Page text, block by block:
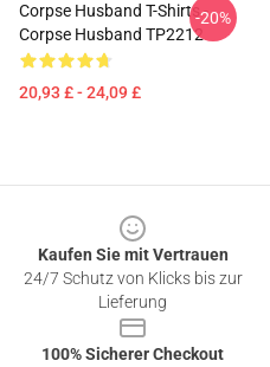
Corpse Husband T-Shirts -
Corpse Husband TP2212
20,93 £ - 24,09 £
-20%
Kaufen Sie mit Vertrauen
24/7 Schutz von Klicks bis zur
Lieferung
100% Sicherer Checkout